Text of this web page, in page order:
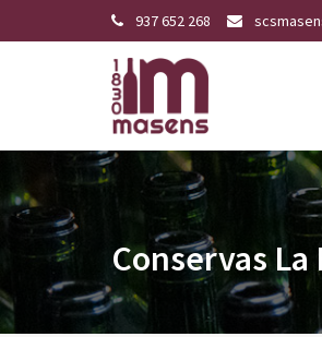
937 652 268
Conservas La